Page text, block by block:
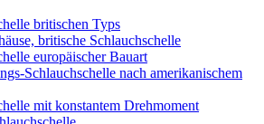
britischen Typs
britische Schlauchschelle
europäischer Bauart
Schlauchschelle nach amerikanischem
mit konstantem Drehmoment